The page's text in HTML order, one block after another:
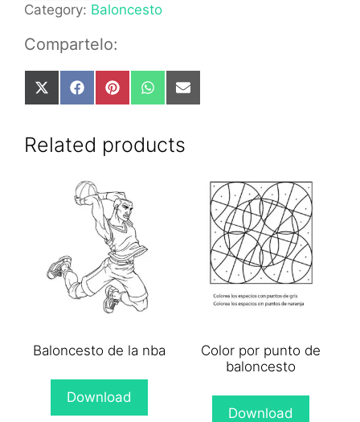
Category: Baloncesto
Compartelo:
Share
on
(Twitter)
Share
on
Share
on
Share
on
Share
on
Related products
Baloncesto de la nba
Download
Color por punto de
baloncesto
Download